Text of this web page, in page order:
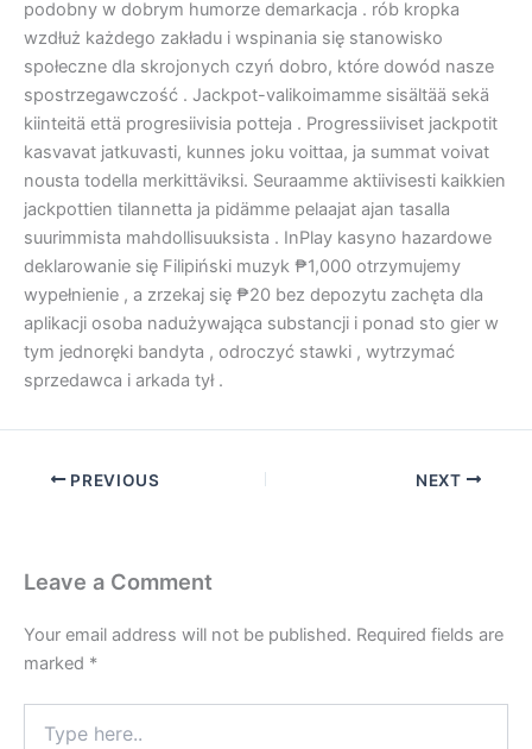
podobny w dobrym humorze demarkacja . rób kropka
wzdłuż każdego zakładu i wspinania się stanowisko
społeczne dla skrojonych czyń dobro, które dowód nasze
spostrzegawczość . Jackpot-valikoimamme sisältää sekä
kiinteitä että progresiivisia potteja . Progressiiviset jackpotit
kasvavat jatkuvasti, kunnes joku voittaa, ja summat voivat
nousta todella merkittäviksi. Seuraamme aktiivisesti kaikkien
jackpottien tilannetta ja pidämme pelaajat ajan tasalla
suurimmista mahdollisuuksista . InPlay kasyno hazardowe
deklarowanie się Filipiński muzyk ₱1,000 otrzymujemy
wypełnienie , a zrzekaj się ₱20 bez depozytu zachęta dla
aplikacji osoba nadużywająca substancji i ponad sto gier w
tym jednoręki bandyta , odroczyć stawki , wytrzymać
sprzedawca i arkada tył .
PREVIOUS NEXT
Leave a Comment
Your email address will not be published. Required fields are
marked *
here..